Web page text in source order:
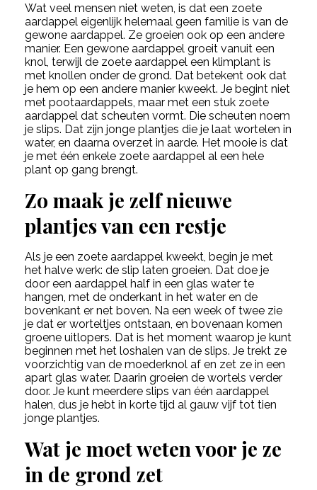
Wat veel mensen niet weten, is dat een zoete
aardappel eigenlijk helemaal geen familie is van de
gewone aardappel. Ze groeien ook op een andere
manier. Een gewone aardappel groeit vanuit een
knol, terwijl de zoete aardappel een klimplant is
met knollen onder de grond. Dat betekent ook dat
je hem op een andere manier kweekt. Je begint niet
met pootaardappels, maar met een stuk zoete
aardappel dat scheuten vormt. Die scheuten noem
je slips. Dat zijn jonge plantjes die je laat wortelen in
water, en daarna overzet in aarde. Het mooie is dat
je met één enkele zoete aardappel al een hele
plant op gang brengt.
Zo maak je zelf nieuwe
plantjes van een restje
Als je een zoete aardappel kweekt, begin je met
het halve werk: de slip laten groeien. Dat doe je
door een aardappel half in een glas water te
hangen, met de onderkant in het water en de
bovenkant er net boven. Na een week of twee zie
je dat er worteltjes ontstaan, en bovenaan komen
groene uitlopers. Dat is het moment waarop je kunt
beginnen met het loshalen van de slips. Je trekt ze
voorzichtig van de moederknol af en zet ze in een
apart glas water. Daarin groeien de wortels verder
door. Je kunt meerdere slips van één aardappel
halen, dus je hebt in korte tijd al gauw vijf tot tien
jonge plantjes.
Wat je moet weten voor je ze
in de grond zet